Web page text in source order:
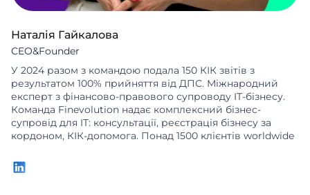
Наталія Гайкалова
CEO&Founder
У 2024 разом з командою подала 150 КІК звітів з
результатом 100% прийняття від ДПС. Міжнародний
експерт з фінансово-правового супроводу IT-бізнесу.
Команда Finevolution надає комплексний бізнес-
супровід для IT: консультації, реєстрація бізнесу за
кордоном, КІК-допомога. Понад 1500 клієнтів worldwide